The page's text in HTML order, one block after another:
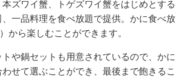
ズワイ蟹、トゲズワイ蟹をはじめとする
一品料理を食べ放題で提供。かに食べ放
から楽しむことができます。
や鍋セットも用意されているので、かに
せて選ぶことができ、最後まで飽きるこ